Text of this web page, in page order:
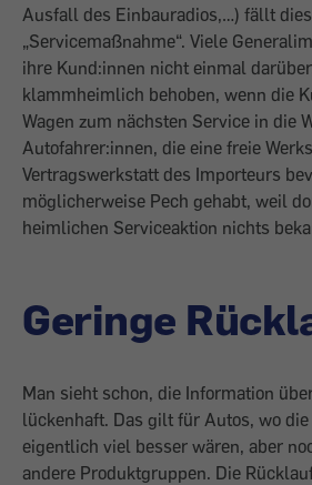
Ausfall des Einbauradios,…) fällt
„Servicemaßnahme“. Viele
ihre Kund:innen nicht einmal
klammheimlich behoben, wenn die
Wagen zum nächsten Service in die
Autofahrer:innen, die eine freie
Vertragswerkstatt des Importeurs
möglicherweise Pech gehabt, weil
heimlichen Serviceaktion nichts
Geringe
Man sieht schon, die Information
lückenhaft. Das gilt für Autos, wo die
eigentlich viel besser wären, aber
andere Produktgruppen. Die